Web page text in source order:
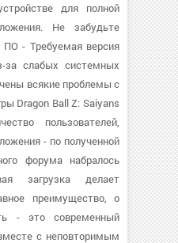
для полной
Не забудьте
ПО - Требуемая версия
слабых системных
всякие проблемы с
Dragon Ball Z: Saiyans
пользователей,
- по полученной
форума набралось
загрузка делает
преимущество, о
- это современный
с неповторимым